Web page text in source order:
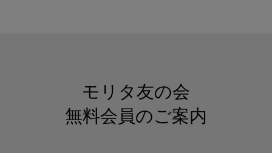
モリタ友の会
無料会員のご案内